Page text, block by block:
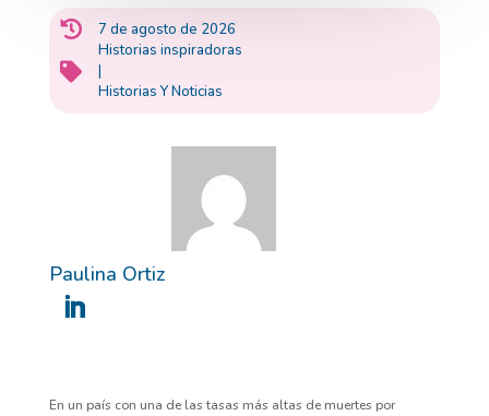
 7 de agosto de 2026

Historias inspiradoras
|
Historias Y Noticias
Paulina Ortiz
En un país con una de las tasas más altas de muertes por